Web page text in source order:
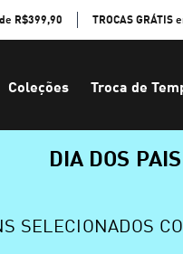
R$399,90 TROCAS GRÁTIS
Coleções Troca de
DIA DOS PAIS
SELECIONADOS